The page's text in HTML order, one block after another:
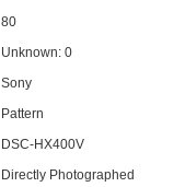
80
Unknown: 0
Sony
Pattern
DSC-HX400V
Directly Photographed